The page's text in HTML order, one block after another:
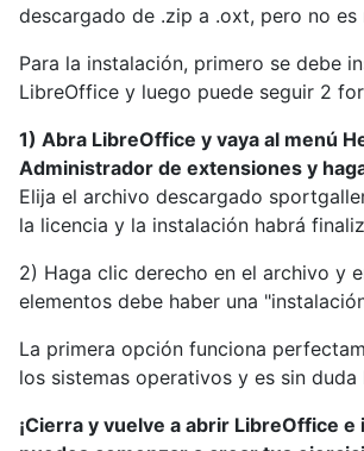
descargado de .zip a .oxt, pero no es
Para la instalación, primero se debe
LibreOffice y luego puede seguir 2
1) Abra LibreOffice y vaya al menú
Administrador de extensiones y
Elija el archivo descargado
la licencia y la instalación habrá
2) Haga clic derecho en el archivo y
elementos debe haber una
La primera opción funciona
los sistemas operativos y es sin duda
¡Cierra y vuelve a abrir LibreOffice